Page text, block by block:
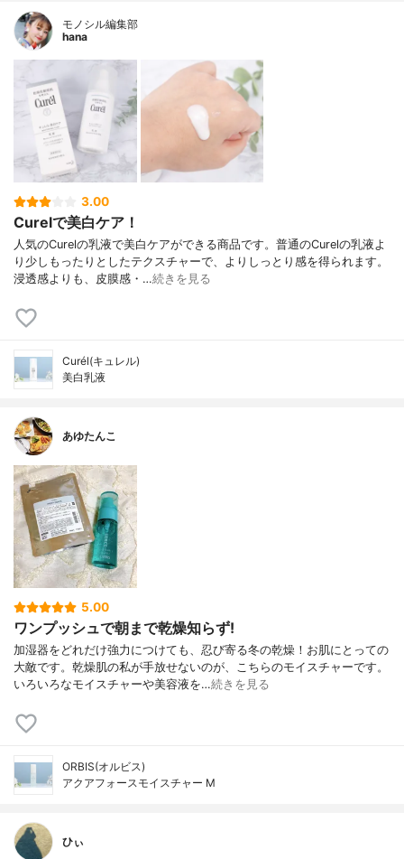
モノシル編集部
hana
3.00
Curelで美白ケア！
人気のCurelの乳液で美白ケアができる商品です。普通のCurelの乳液よ
り少しもったりとしたテクスチャーで、よりしっとり感を得られます。
浸透感よりも、皮膜感・…続きを見る
Curél(キュレル)
美白乳液
あゆたんこ
5.00
ワンプッシュで朝まで乾燥知らず!
加湿器をどれだけ強力につけても、忍び寄る冬の乾燥！お肌にとっての
大敵です。乾燥肌の私が手放せないのが、こちらのモイスチャーです。
いろいろなモイスチャーや美容液を…続きを見る
ORBIS(オルビス)
アクアフォースモイスチャー M
ひぃ